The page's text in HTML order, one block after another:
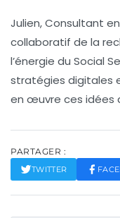
Julien, Consultant en
collaboratif de la
l’énergie du Social
stratégies digitales
en œuvre ces idées
PARTAGER :
TWITTER